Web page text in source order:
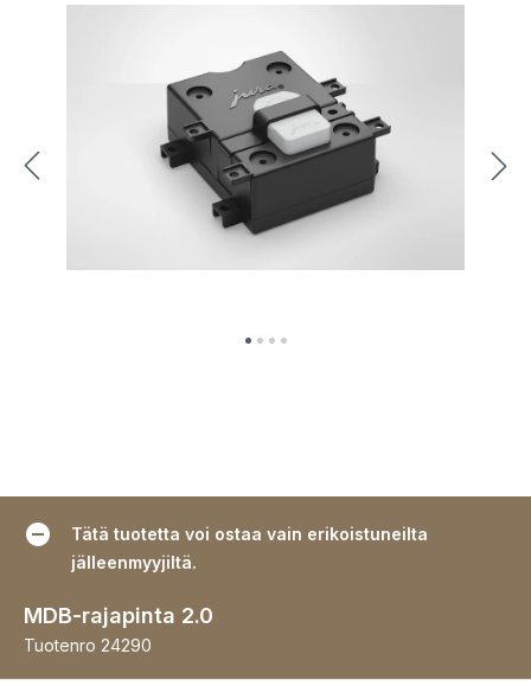
Tätä tuotetta voi ostaa vain erikoistuneilta
jälleenmyyjiltä.
MDB-rajapinta 2.0
Tuotenro 24290